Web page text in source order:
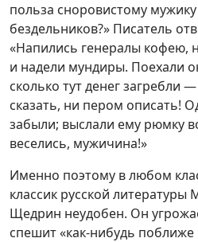
польза сноровистому мужику
бездельников?» Писатель
«Напились генералы кофею,
и надели мундиры. Поехали
сколько тут денег загребли
сказать, ни пером описать!
забыли; выслали ему рюмку
веселись, мужичина!»
Именно поэтому в любом
классик русской литературы
Щедрин неудобен. Он
спешит «как-нибудь